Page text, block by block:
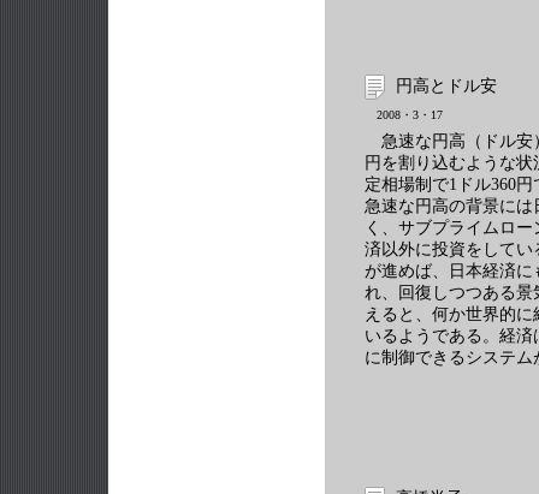
円高とドル安
2008・3・17
急速な円高（ドル安
円を割り込むような
定相場制で1ドル360
急速な円高の背景に
く、サブプライムロ
済以外に投資をして
が進めば、日本経済
れ、回復しつつある
えると、何か世界的
いるようである。経
に制御できるシステ